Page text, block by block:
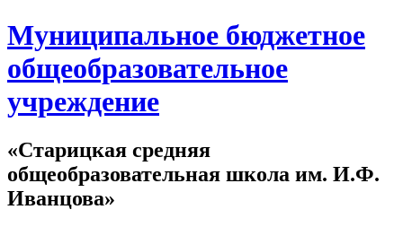
Муниципальное бюджетное
общеобразовательное
учреждение
«Старицкая средняя
общеобразовательная школа им. И.Ф.
Иванцова»